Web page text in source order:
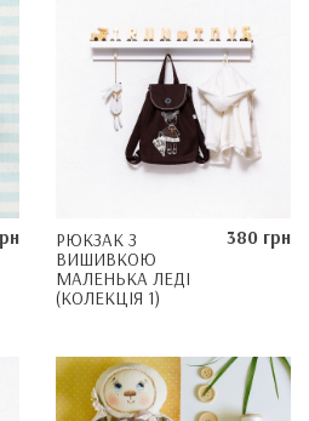
РЮКЗАК З
ВИШИВКОЮ
МАЛЕНЬКА ЛЕДІ
(КОЛЕКЦІЯ 1)
380 грн